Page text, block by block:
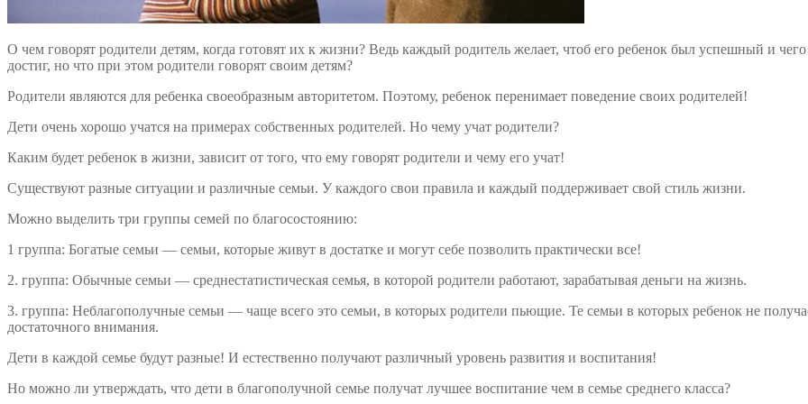
О чем говорят родители детям, когда готовят их к жизни? Ведь каждый родитель желает, чтоб его ребенок был успешный и чего
достиг, но что при этом родители говорят своим детям?
Родители являются для ребенка своеобразным авторитетом. Поэтому, ребенок перенимает поведение своих родителей!
Дети очень хорошо учатся на примерах собственных родителей. Но чему учат родители?
Каким будет ребенок в жизни, зависит от того, что ему говорят родители и чему его учат!
Существуют разные ситуации и различные семьи. У каждого свои правила и каждый поддерживает свой стиль жизни.
Можно выделить три группы семей по благосостоянию:
1 группа: Богатые семьи — семьи, которые живут в достатке и могут себе позволить практически все!
2. группа: Обычные семьи — среднестатистическая семья, в которой родители работают, зарабатывая деньги на жизнь.
3. группа: Неблагополучные семьи — чаще всего это семьи, в которых родители пьющие. Те семьи в которых ребенок не
достаточного внимания.
Дети в каждой семье будут разные! И естественно получают различный уровень развития и воспитания!
Но можно ли утверждать, что дети в благополучной семье получат лучшее воспитание чем в семье среднего класса?